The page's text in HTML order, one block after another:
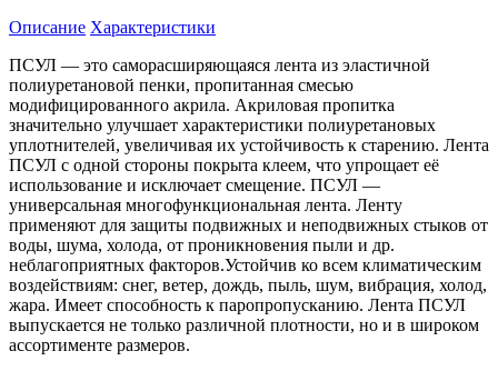
Описание Характеристики
ПСУЛ — это саморасширяющаяся лента из эластичной
полиуретановой пенки, пропитанная смесью
модифицированного акрила. Акриловая пропитка
значительно улучшает характеристики полиуретановых
уплотнителей, увеличивая их устойчивость к старению. Лента
ПСУЛ с одной стороны покрыта клеем, что упрощает её
использование и исключает смещение. ПСУЛ —
универсальная многофункциональная лента. Ленту
применяют для защиты подвижных и неподвижных стыков от
воды, шума, холода, от проникновения пыли и др.
неблагоприятных факторов.Устойчив ко всем климатическим
воздействиям: снег, ветер, дождь, пыль, шум, вибрация, холод,
жара. Имеет способность к паропропусканию. Лента ПСУЛ
выпускается не только различной плотности, но и в широком
ассортименте размеров.